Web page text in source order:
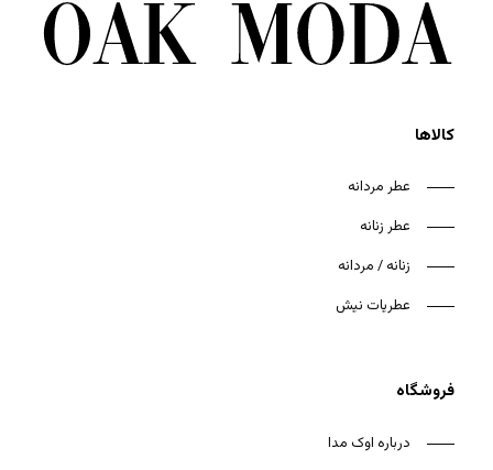
کالاها
عطر مردانه
عطر زنانه
زنانه / مردانه
عطریات نیش
فروشگاه
درباره اوک مدا